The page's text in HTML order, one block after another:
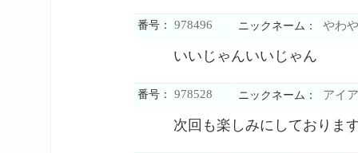
番号： 978496 ニックネーム： やわ
いいじゃんいいじゃん
番号： 978528 ニックネーム： アイ
次回も楽しみにしておりま